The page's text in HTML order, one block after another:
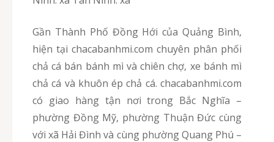
Gần Thành Phố Đồng Hới của Quảng Bình,
hiện tại chacabanhmi.com chuyên phân phối
chả cá bán bánh mì và chiên chợ, xe bánh mì
chả cá và khuôn ép chả cá. chacabanhmi.com
có giao hàng tận nơi trong Bắc Nghĩa –
phường Đồng Mỹ, phường Thuận Đức cùng
với xã Hải Đình và cùng phường Quang Phú –